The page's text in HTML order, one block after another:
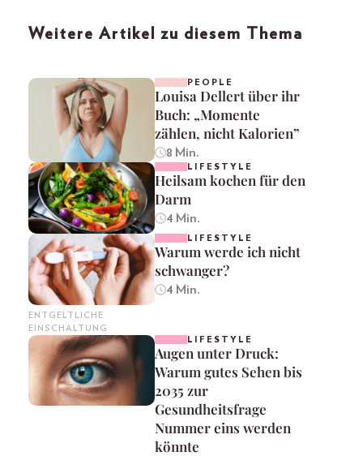
Weitere Artikel zu diesem Thema
PEOPLE
Louisa Dellert über ihr
Buch: „Momente
zählen, nicht Kalorien”
8 Min.
LIFESTYLE
Heilsam kochen für den
Darm
4 Min.
ENTGELTLICHE
EINSCHALTUNG
LIFESTYLE
Warum werde ich nicht
schwanger?
4 Min.
LIFESTYLE
Augen unter Druck:
Warum gutes Sehen bis
2035 zur
Gesundheitsfrage
Nummer eins werden
könnte